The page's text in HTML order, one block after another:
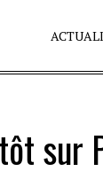
sur